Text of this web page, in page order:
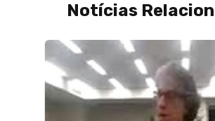
Notícias